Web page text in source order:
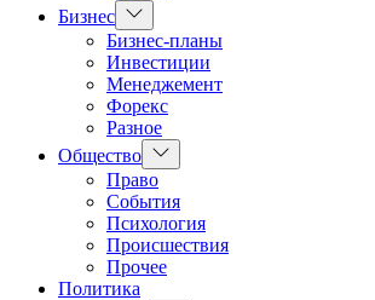
Бизнес Показать
подменю
Бизнес-планы
Инвестиции
Менеджемент
Форекс
Разное
Общество Показать
подменю
Право
События
Психология
Происшествия
Прочее
Политика